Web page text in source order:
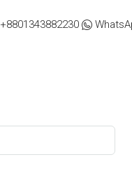
+8801343882230